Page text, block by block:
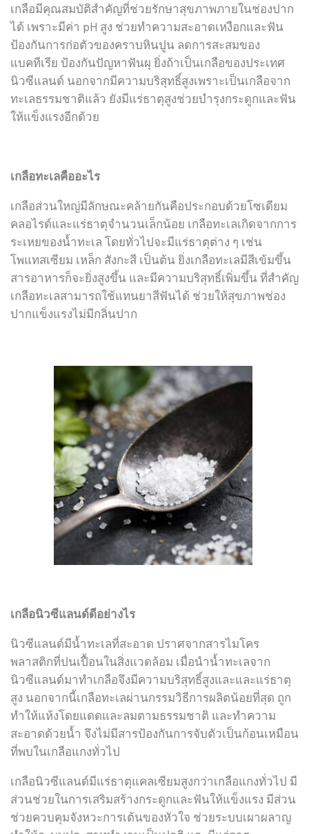
สุขภาพเหงือก อาการเสียวฟัน
เพื่อความสะอาดล้ำลึก
ลดแบคทีเรีย ลดกลิ่นปาก
กิจวัตรประจำวันในการดูแลสุขภาพช่องปาก
แปรงสีฟันไฟฟ้า
การดูแลเคลือบฟัน
แปรงสีฟัน
รอยยิ้ม
โอกาส/ เวลา
กิจกรรมเพื่อส่วนร่วม
โควิท-19
การเดท
พฤติกรรม / นิสัย
ความสวยงาม
เรื่องอื่นๆ
เกลือมีคุณสมบัติสำคัญที่ช่วยรักษาสุขภาพภายในช่องปาก
ได้ เพราะมีค่า pH สูง ช่วยทำความสะอาดเหงือกและฟัน
ป้องกันการก่อตัวของคราบหินปูน ลดการสะสมของ
แบคทีเรีย ป้องกันปัญหาฟันผุ ยิ่งถ้าเป็นเกลือของประเทศ
นิวซีแลนด์ นอกจากมีความบริสุทธิ์สูงเพราะเป็นเกลือจาก
ทะเลธรรมชาติแล้ว ยังมีแร่ธาตุสูงช่วยบำรุงกระดูกและฟัน
ให้แข็งแรงอีกด้วย
เกลือทะเลคืออะไร
เกลือส่วนใหญ่มีลักษณะคล้ายกันคือประกอบด้วยโซเดียม
คลอไรด์และแร่ธาตุจำนวนเล็กน้อย เกลือทะเลเกิดจากการ
ระเหยของน้ำทะเล โดยทั่วไปจะมีแร่ธาตุต่าง ๆ เช่น
โพแทสเซียม เหล็ก สังกะสี เป็นต้น ยิ่งเกลือทะเลมีสีเข้มขึ้น
สารอาหารก็จะยิ่งสูงขึ้น และมีความบริสุทธิ์เพิ่มขึ้น ที่สำคัญ
เกลือทะเลสามารถใช้แทนยาสีฟันได้ ช่วยให้สุขภาพช่อง
ปากแข็งแรงไม่มีกลิ่นปาก
เกลือนิวซีแลนด์ดีอย่างไร
นิวซีแลนด์มีน้ำทะเลที่สะอาด ปราศจากสารไมโคร
พลาสติกที่ปนเปื้อนในสิ่งแวดล้อม เมื่อนำน้ำทะเลจาก
นิวซีแลนด์มาทำเกลือจึงมีความบริสุทธิ์สูงและและแร่ธาตุ
สูง นอกจากนี้เกลือทะเลผ่านกรรมวิธีการผลิตน้อยที่สุด ถูก
ทำให้แห้งโดยแดดและลมตามธรรมชาติ และทำความ
สะอาดด้วยน้ำ จึงไม่มีสารป้องกันการจับตัวเป็นก้อนเหมือน
ที่พบในเกลือแกงทั่วไป
เกลือนิวซีแลนด์มีแร่ธาตุแคลเซียมสูงกว่าเกลือแกงทั่วไป มี
ส่วนช่วยในการเสริมสร้างกระดูกและฟันให้แข็งแรง มีส่วน
ช่วยควบคุมจังหวะการเต้นของหัวใจ ช่วยระบบเผาผลาญ